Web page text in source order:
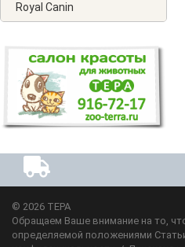
Royal Canin
© 2026 ТЕРА
Обращаем Ваше внимание на то,
определяемой положениями